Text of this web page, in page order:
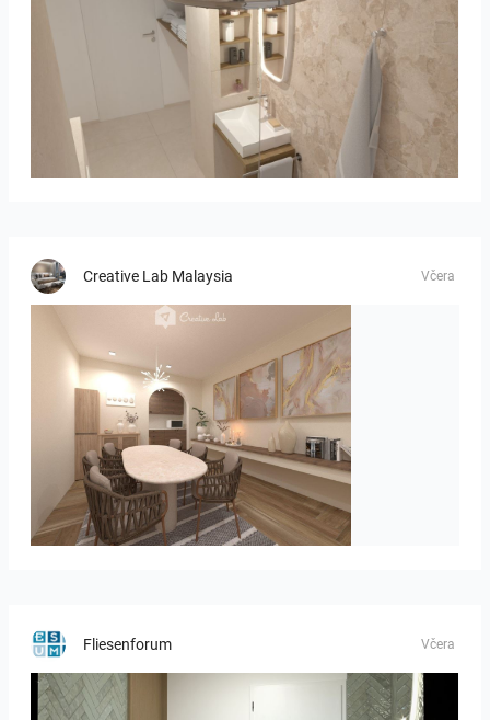
Bild_2
Creative Lab Malaysia Včera
PIKA_DINING_AREA
Fliesenforum Včera